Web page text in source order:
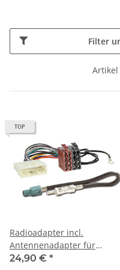
Filter
Artikel
TOP
Radioadapter incl.
Antennenadapter für
Renault Trafic Bj. 2020
24,90 € *